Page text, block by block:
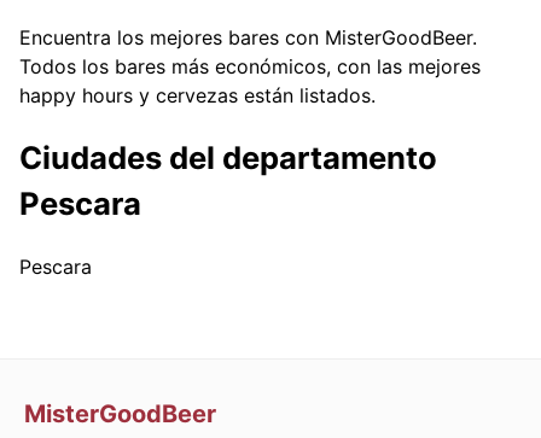
Encuentra los mejores bares con MisterGoodBeer.
Todos los bares más económicos, con las mejores
happy hours y cervezas están listados.
Ciudades del departamento
Pescara
Pescara
MisterGoodBeer